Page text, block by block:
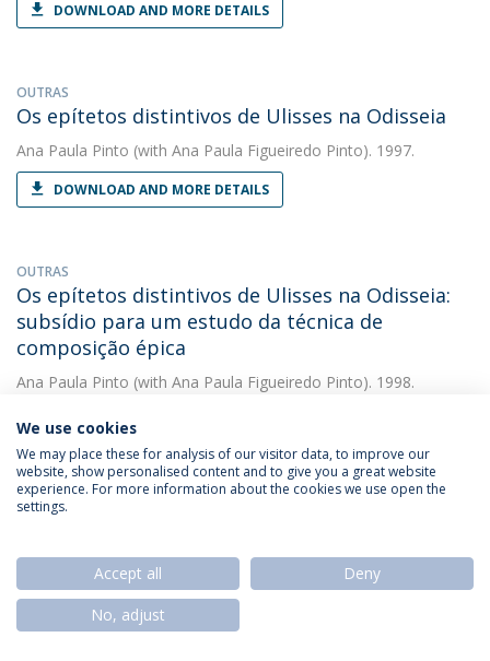
DOWNLOAD AND MORE DETAILS
OUTRAS
Os epítetos distintivos de Ulisses na Odisseia
Ana Paula Pinto (with Ana Paula Figueiredo Pinto). 1997.
DOWNLOAD AND MORE DETAILS
OUTRAS
Os epítetos distintivos de Ulisses na Odisseia:
subsídio para um estudo da técnica de
composição épica
Ana Paula Pinto (with Ana Paula Figueiredo Pinto). 1998.
OUTRAS
Os Epítetos Distintivos de Ulisses. Subsídio
Ana Paula Pinto(with Pinto, Ana Paula F.). 1997. Faculdade de
Filosofia
We use cookies
We may place these for analysis of our visitor data, to improve our
website, show personalised content and to give you a great website
experience. For more information about the cookies we use open the
settings.
Accept all
Deny
No, adjust